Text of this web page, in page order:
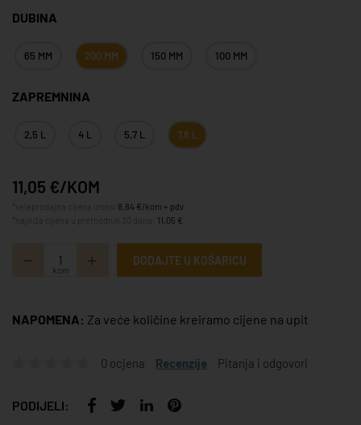
DUBINA
65 MM 200 MM 150 MM 100 MM
ZAPREMNINA
2,5 L 4 L 5,7 L 7,8 L
11,05 €/KOM
8,84 €/kom + pdv
11,05 €
kom
DODAJTE U KOŠARICU
NAPOMENA: Za veće količine kreiramo cijene na upit
0 ocjena Recenzije Pitanja i odgovori
PODIJELI: